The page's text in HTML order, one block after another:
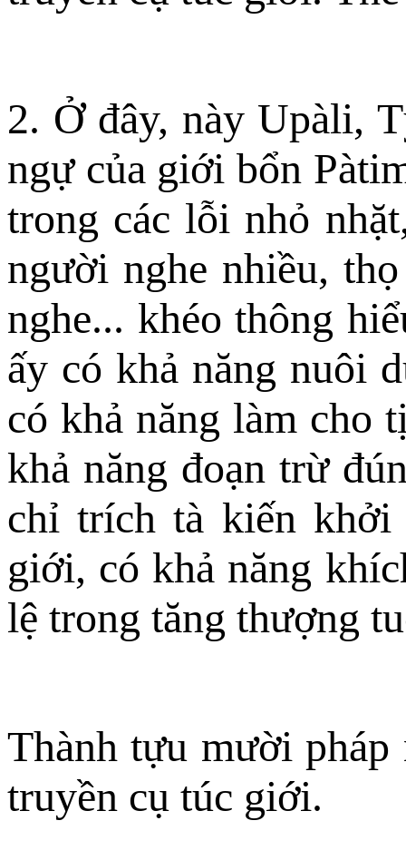
2. Ở đây, này Upàli,
ngự của giới bổn
trong các lỗi nhỏ
người nghe nhiều,
nghe... khéo thông
ấy có khả năng nuôi
có khả năng làm cho
khả năng đoạn trừ
chỉ trích tà kiến khởi
giới, có khả năng
lệ trong tăng thượng
Thành tựu mười
truyền cụ túc giới.